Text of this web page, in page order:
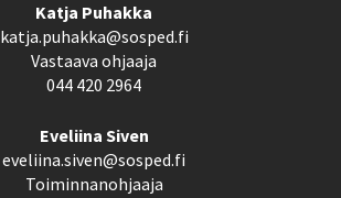
Katja Puhakka
katja.puhakka@sosped.fi
Vastaava ohjaaja
044 420 2964
Eveliina Siven
eveliina.siven@sosped.fi
Toiminnanohjaaja